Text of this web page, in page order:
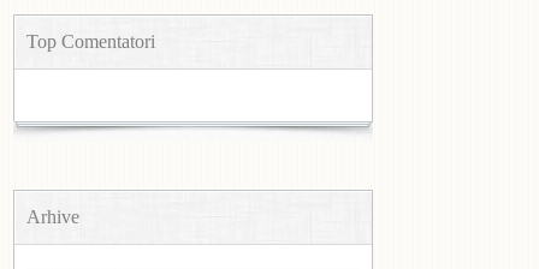
Top Comentatori
Arhive